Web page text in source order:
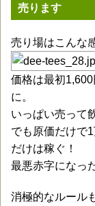
売ります
売り場はこんな
価格は最初
に。
いっぱい売って
でも原価だけで
だけは稼ぐ！
最悪赤字になっ
消極的なルール